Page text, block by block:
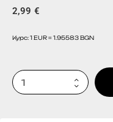
2,99 €
Курс: 1 EUR = 1.95583 BGN